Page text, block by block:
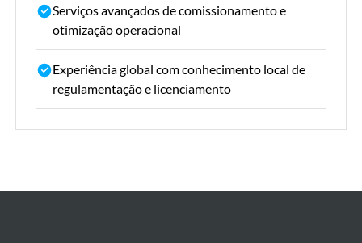
Serviços avançados de comissionamento e
otimização operacional
Experiência global com conhecimento local de
regulamentação e licenciamento